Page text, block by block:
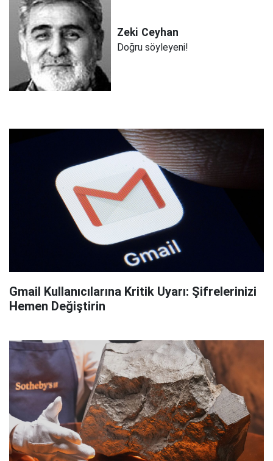
Zeki Ceyhan
Doğru söyleyeni!
Gmail Kullanıcılarına Kritik Uyarı: Şifrelerinizi
Hemen Değiştirin